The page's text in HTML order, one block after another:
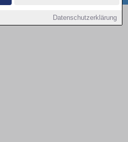
Datenschutzerklärung
GmbH | Content by: 1a-sites-autos